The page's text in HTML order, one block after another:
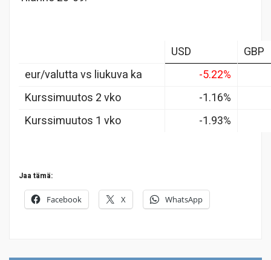
USD
GBP
eur/valutta vs liukuva ka
-5.22%
Kurssimuutos 2 vko
-1.16%
Kurssimuutos 1 vko
-1.93%
Jaa tämä:
Facebook X WhatsApp